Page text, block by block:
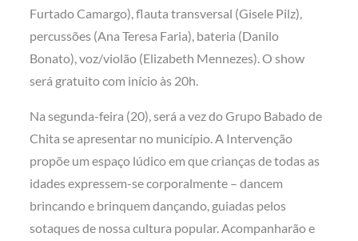
Furtado Camargo), flauta transversal (Gisele Pilz),
percussões (Ana Teresa Faria), bateria (Danilo
Bonato), voz/violão (Elizabeth Mennezes). O show
será gratuito com início às 20h.
Na segunda-feira (20), será a vez do Grupo Babado de
Chita se apresentar no município. A Intervenção
propõe um espaço lúdico em que crianças de todas as
idades expressem-se corporalmente – dancem
brincando e brinquem dançando, guiadas pelos
sotaques de nossa cultura popular. Acompanharão e